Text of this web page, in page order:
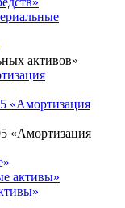
активов»
«Амортизация
«Амортизация
активы»